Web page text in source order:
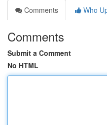
Comments
Who
Comments
Submit a Comment
No HTML